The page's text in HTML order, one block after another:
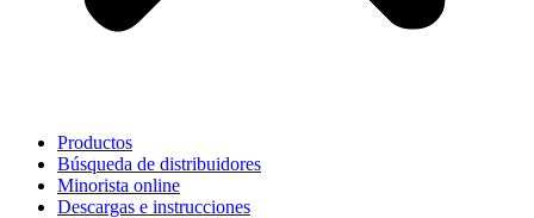
Productos
Búsqueda de distribuidores
Minorista online
Descargas e instrucciones